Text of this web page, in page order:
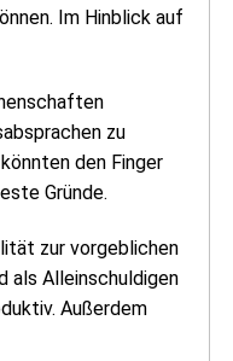
Im Hinblick auf
zu
den Finger
Gründe.
zur vorgeblichen
als Alleinschuldigen
Außerdem